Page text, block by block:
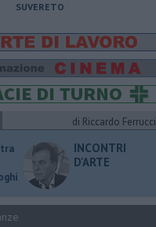
SUVERETO
di Riccardo Ferrucci
INCONTRI
D'ARTE